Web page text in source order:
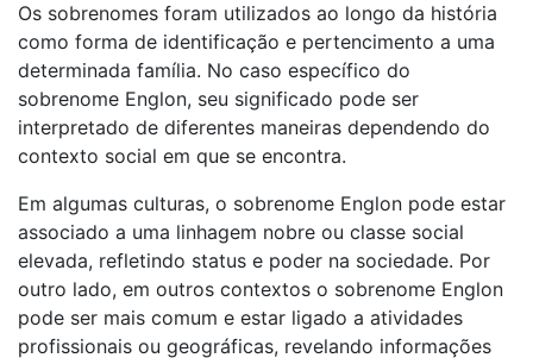
Os sobrenomes foram utilizados ao longo da história
como forma de identificação e pertencimento a uma
determinada família. No caso específico do
sobrenome Englon, seu significado pode ser
interpretado de diferentes maneiras dependendo do
contexto social em que se encontra.
Em algumas culturas, o sobrenome Englon pode estar
associado a uma linhagem nobre ou classe social
elevada, refletindo status e poder na sociedade. Por
outro lado, em outros contextos o sobrenome Englon
pode ser mais comum e estar ligado a atividades
profissionais ou geográficas, revelando informações